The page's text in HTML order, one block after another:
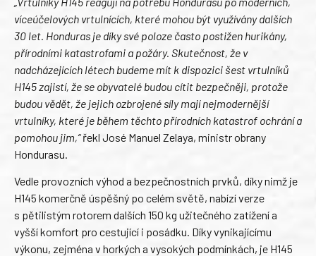
víceúčelových vrtulnících, které mohou být využívány dalších
30 let. Honduras je díky své poloze často postižen hurikány,
přírodními katastrofami a požáry. Skutečnost, že v
nadcházejících létech budeme mít k dispozici šest vrtulníků
H145 zajistí, že se obyvatelé budou cítit bezpečněji, protože
budou vědět, že jejich ozbrojené síly mají nejmodernější
vrtulníky, které je během těchto přírodních katastrof ochrání a
pomohou jim,“řekl José Manuel Zelaya, ministr obrany
Hondurasu.
Vedle provozních výhod a bezpečnostních prvků, díky nimž je
H145 komerčně úspěšný po celém světě, nabízí verze
s pětilistým rotorem dalších 150 kg užitečného zatížení a
vyšší komfort pro cestující i posádku. Díky vynikajícímu
výkonu, zejména v horkých a vysokých podmínkách, je H145